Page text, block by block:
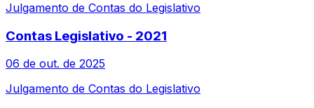
Julgamento de Contas do Legislativo
Contas Legislativo - 2021
06 de out. de 2025
Julgamento de Contas do Legislativo